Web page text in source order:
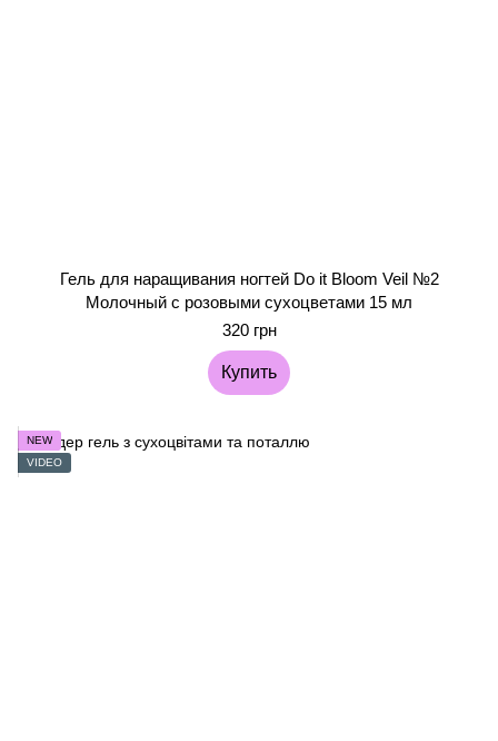
Гель для наращивания ногтей Do it Bloom Veil №2
Молочный с розовыми сухоцветами 15 мл
320 грн
Купить
NEW
VIDEO